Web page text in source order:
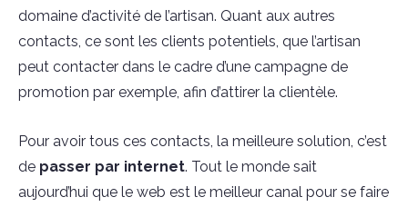
domaine d’activité de l’artisan. Quant aux autres
contacts, ce sont les clients potentiels, que l’artisan
peut contacter dans le cadre d’une campagne de
promotion par exemple, afin d’attirer la clientèle.
Pour avoir tous ces contacts, la meilleure solution, c’est
de passer par internet. Tout le monde sait
aujourd’hui que le web est le meilleur canal pour se faire